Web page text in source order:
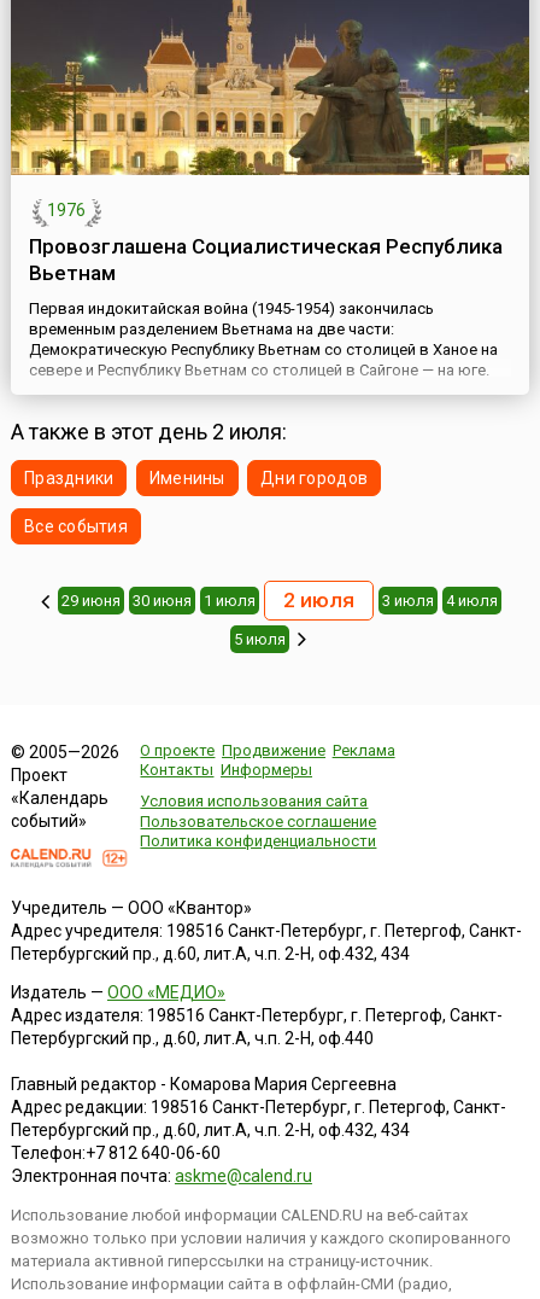
1976
Провозглашена Социалистическая Республика
Вьетнам
Первая индокитайская война (1945-1954) закончилась
временным разделением Вьетнама на две части:
Демократическую Республику Вьетнам со столицей в Ханое на
севере и Республику Вьетнам со столицей в Сайгоне — на юге.
Летом 1954 года были подписаны Женевские соглашения,
Камбоджи, а также скорейшее проведение свободных и
А также в этот день 2 июля:
Праздники Именины Дни городов
Все события
29 июня 30 июня 1 июля 2 июля 3 июля 4 июля
5 июля
© 2005—2026
Проект
«Календарь
событий»
О проекте Продвижение Реклама
Контакты Информеры
Условия использования сайта
Пользовательское соглашение
Политика конфиденциальности
Учредитель — ООО «Квантор»
Адрес учредителя: 198516 Санкт-Петербург, г. Петергоф, Санкт-
Петербургский пр., д.60, лит.А, ч.п. 2-Н, оф.432, 434
Издатель — ООО «МЕДИО»
Адрес издателя: 198516 Санкт-Петербург, г. Петергоф, Санкт-
Петербургский пр., д.60, лит.А, ч.п. 2-Н, оф.440
Главный редактор - Комарова Мария Сергеевна
Адрес редакции: 198516 Санкт-Петербург, г. Петергоф, Санкт-
Петербургский пр., д.60, лит.А, ч.п. 2-Н, оф.432, 434
Телефон:+7 812 640-06-60
Электронная почта: askme@calend.ru
Использование любой информации CALEND.RU на веб-сайтах
возможно только при условии наличия у каждого скопированного
материала активной гиперссылки на страницу-источник.
Использование информации сайта в оффлайн-СМИ (радио,